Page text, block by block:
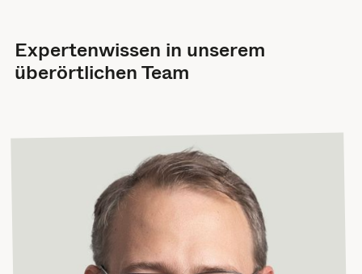
Expertenwissen in unserem
überörtlichen Team